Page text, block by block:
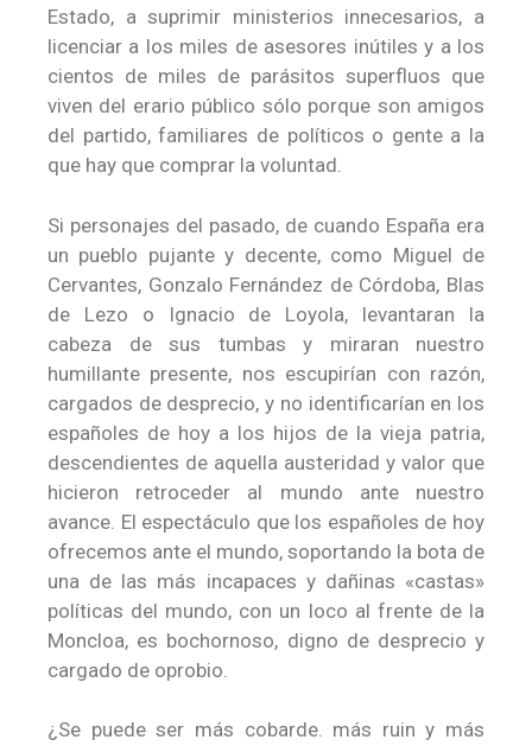
Estado, a suprimir ministerios innecesarios, a
licenciar a los miles de asesores inútiles y a los
cientos de miles de parásitos superfluos que
viven del erario público sólo porque son amigos
del partido, familiares de políticos o gente a la
que hay que comprar la voluntad.
Si personajes del pasado, de cuando España era
un pueblo pujante y decente, como Miguel de
Cervantes, Gonzalo Fernández de Córdoba, Blas
de Lezo o Ignacio de Loyola, levantaran la
cabeza de sus tumbas y miraran nuestro
humillante presente, nos escupirían con razón,
cargados de desprecio, y no identificarían en los
españoles de hoy a los hijos de la vieja patria,
descendientes de aquella austeridad y valor que
hicieron retroceder al mundo ante nuestro
avance. El espectáculo que los españoles de hoy
ofrecemos ante el mundo, soportando la bota de
una de las más incapaces y dañinas «castas»
políticas del mundo, con un loco al frente de la
Moncloa, es bochornoso, digno de desprecio y
cargado de oprobio.
¿Se puede ser más cobarde. más ruin y más